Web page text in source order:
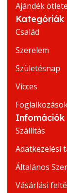
Ajándék
Kategóriák
Család
Szerelem
Születésnap
Vicces
Infomációk
Szállítás
Adatkezelési
Általános
Vásárlási